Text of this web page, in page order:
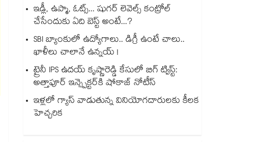
ఇడ్లీ, ఉప్మా, ఓట్స్... షుగర్ లెవెల్స్ కంట్రోల్
చేసేందుకు ఏది బెస్ట్ అంటే...?
SBI బ్యాంకులో ఉద్యోగాలు.. డిగ్రీ ఉంటే చాలు..
ఖాళీలు చాలానే ఉన్నయ్ !
ట్రైనీ IPS ఉదయ్ కృష్ణారెడ్డి కేసులో బిగ్ ట్విస్ట్:
అత్తాపూర్ ఇన్స్పెక్టర్‎కి షోకాజ్ నోటీస్
ఇళ్లలో గ్యాస్ వాడుతున్న వినియోగదారులకు కీలక
హెచ్చరిక